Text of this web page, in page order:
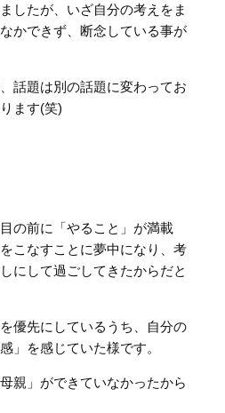
したが、いざ自分の考えをま
かできず、断念している事が
話題は別の話題に変わってお
ます(笑)
の前に「やること」が満載
こなすことに夢中になり、考
にして過ごしてきたからだと
優先にしているうち、自分の
」を感じていた様です。
親」ができていなかったから